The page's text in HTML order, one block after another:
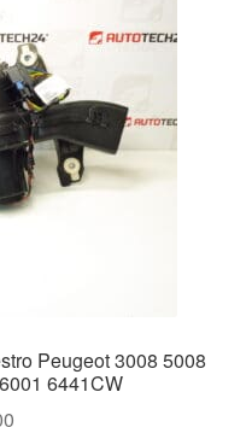
Peugeot 3008 5008
6441CW